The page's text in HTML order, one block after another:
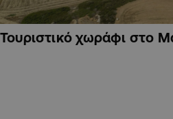
Τουριστικό χωράφι στο